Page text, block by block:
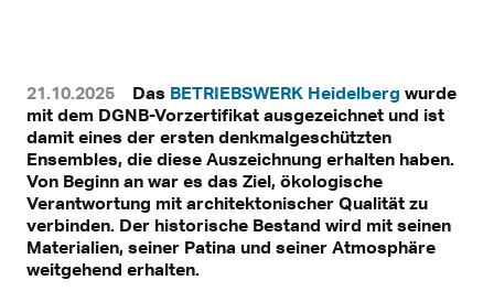
21.10.2025 Das BETRIEBSWERK Heidelberg wurde
mit dem DGNB-Vorzertifikat ausgezeichnet und ist
damit eines der ersten denkmalgeschützten
Ensembles, die diese Auszeichnung erhalten haben.
Von Beginn an war es das Ziel, ökologische
Verantwortung mit architektonischer Qualität zu
verbinden. Der historische Bestand wird mit seinen
Materialien, seiner Patina und seiner Atmosphäre
weitgehend erhalten.